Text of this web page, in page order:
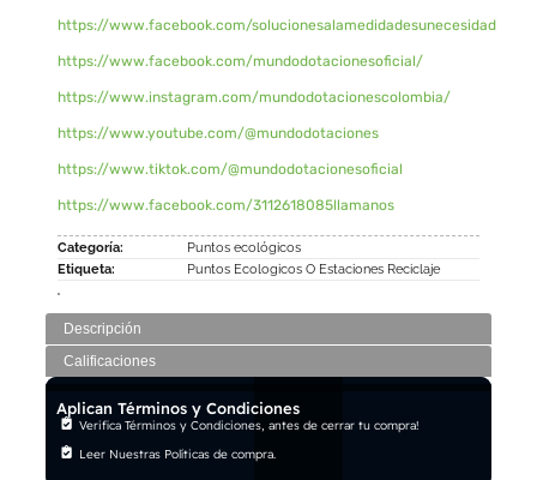
Descripción
Calificaciones
https://www.facebook.com/solucionesalamedidadesunecesidad
https://www.facebook.com/mundodotacionesoficial/
https://www.instagram.com/mundodotacionescolombia/
https://www.youtube.com/@mundodotaciones
https://www.tiktok.com/@mundodotacionesoficial
https://www.facebook.com/3112618085llamanos
Categoría:
Puntos ecológicos
Etiqueta:
Puntos Ecologicos O Estaciones Reciclaje
Aplican Términos y Condiciones
Verifica Términos y Condiciones, antes de cerrar tu compra!
Leer Nuestras Políticas de compra.